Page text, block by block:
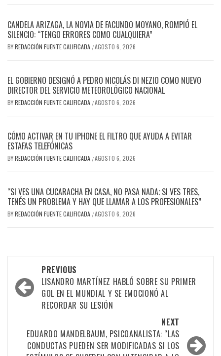
CANDELA ARIZAGA, LA NOVIA DE FACUNDO MOYANO, ROMPIÓ EL
SILENCIO: “TENGO ERRORES COMO CUALQUIERA”
BYREDACCIÓN FUENTE CALIFICADA /AGOSTO 6, 2026
EL GOBIERNO DESIGNÓ A PEDRO NICOLÁS DI NEZIO COMO NUEVO
DIRECTOR DEL SERVICIO METEOROLÓGICO NACIONAL
BYREDACCIÓN FUENTE CALIFICADA /AGOSTO 6, 2026
CÓMO ACTIVAR EN TU IPHONE EL FILTRO QUE AYUDA A EVITAR
ESTAFAS TELEFÓNICAS
BYREDACCIÓN FUENTE CALIFICADA /AGOSTO 6, 2026
“SI VES UNA CUCARACHA EN CASA, NO PASA NADA; SI VES TRES,
TENÉS UN PROBLEMA Y HAY QUE LLAMAR A LOS PROFESIONALES”
BYREDACCIÓN FUENTE CALIFICADA /AGOSTO 6, 2026
PREVIOUS
LISANDRO MARTÍNEZ HABLÓ SOBRE SU PRIMER
GOL EN EL MUNDIAL Y SE EMOCIONÓ AL
RECORDAR SU LESIÓN
NEXT
EDUARDO MANDELBAUM, PSICOANALISTA: “LAS
CONDUCTAS PUEDEN SER MODIFICADAS SI LOS